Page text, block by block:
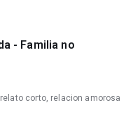
- Familia no
corto, relacion amorosa